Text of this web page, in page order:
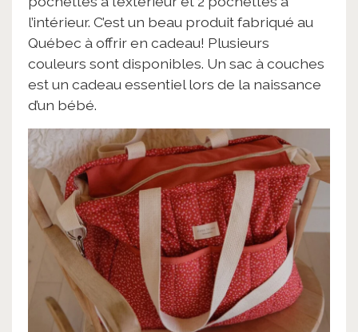
l’intérieur. C’est un beau produit fabriqué au
Québec à offrir en cadeau! Plusieurs
couleurs sont disponibles. Un sac à couches
est un cadeau essentiel lors de la naissance
d’un bébé.